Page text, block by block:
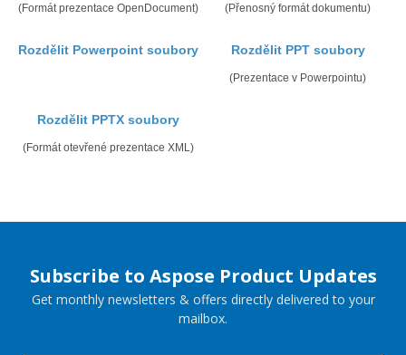
(Formát prezentace OpenDocument) (Přenosný formát dokumentu)
Rozdělit Powerpoint soubory Rozdělit PPT soubory
(Prezentace v Powerpointu)
Rozdělit PPTX soubory
(Formát otevřené prezentace XML)
Subscribe to Aspose Product Updates
Get monthly newsletters & offers directly delivered to your
mailbox.